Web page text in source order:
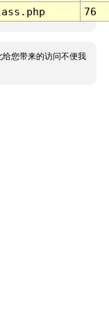
76
您带来的访问不便我